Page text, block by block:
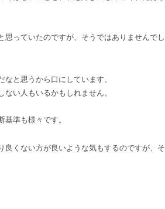
っていたのですが、そうではありませんでし
と思うから口にしています。
い人もいるかもしれません。
準も様々です。
くない方が良いような気もするのですが、そ